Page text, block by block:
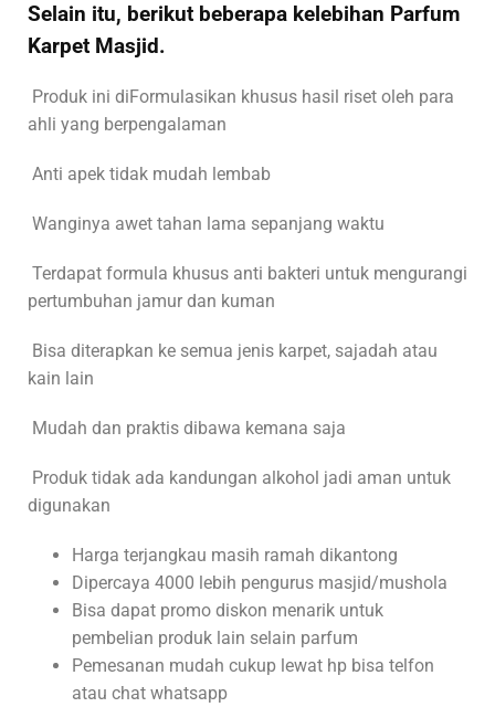
Selain itu, berikut beberapa kelebihan Parfum
Karpet Masjid.
Produk ini diFormulasikan khusus hasil riset oleh para
ahli yang berpengalaman
Anti apek tidak mudah lembab
Wanginya awet tahan lama sepanjang waktu
Terdapat formula khusus anti bakteri untuk mengurangi
pertumbuhan jamur dan kuman
Bisa diterapkan ke semua jenis karpet, sajadah atau
kain lain
Mudah dan praktis dibawa kemana saja
Produk tidak ada kandungan alkohol jadi aman untuk
digunakan
Harga terjangkau masih ramah dikantong
Dipercaya 4000 lebih pengurus masjid/mushola
Bisa dapat promo diskon menarik untuk
pembelian produk lain selain parfum
Pemesanan mudah cukup lewat hp bisa telfon
atau chat whatsapp